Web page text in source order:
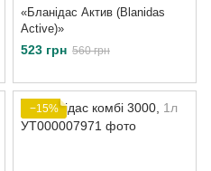
«Бланідас Актив (Blanidas
Active)»
523 грн 560 грн
−15%